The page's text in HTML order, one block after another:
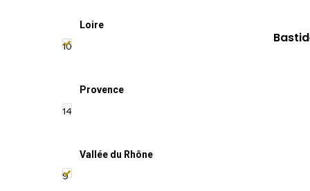
Loire
10
Provence
14
Vallée du Rhône
9